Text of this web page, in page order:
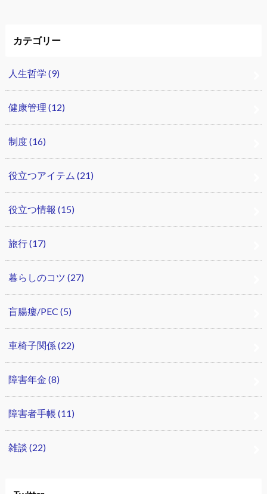
カテゴリー
人生哲学 (9)
健康管理 (12)
制度(16)
役立つアイテム (21)
役立つ情報 (15)
旅行(17)
暮らしのコツ (27)
盲腸瘻/PEC (5)
車椅子関係(22)
障害年金 (8)
障害者手帳 (11)
雑談 (22)